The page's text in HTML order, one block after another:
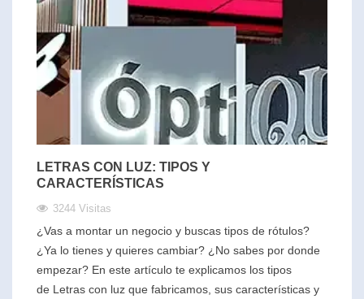
LETRAS CON LUZ: TIPOS Y
CARACTERÍSTICAS
3244 Visitas
¿Vas a montar un negocio y buscas tipos de rótulos?
¿Ya lo tienes y quieres cambiar? ¿No sabes por donde
empezar? En este artículo te explicamos los tipos
de Letras con luz que fabricamos, sus características y